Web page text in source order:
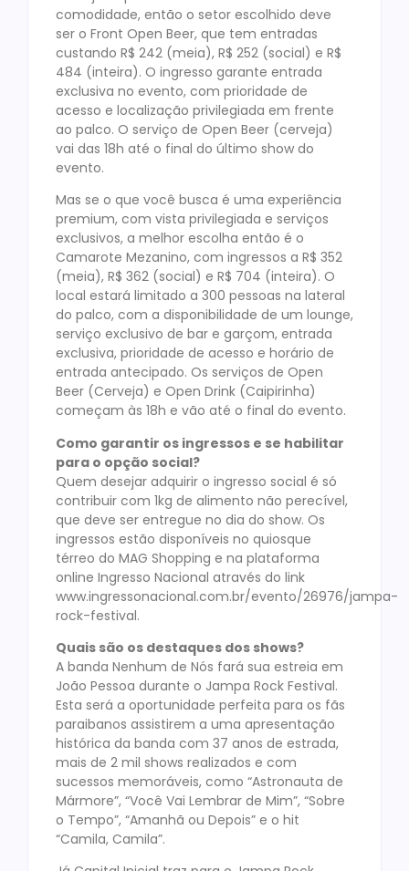
comodidade, então o setor escolhido deve
ser o Front Open Beer, que tem entradas
custando R$ 242 (meia), R$ 252 (social) e R$
484 (inteira). O ingresso garante entrada
exclusiva no evento, com prioridade de
acesso e localização privilegiada em frente
ao palco. O serviço de Open Beer (cerveja)
vai das 18h até o final do último show do
evento.
Mas se o que você busca é uma experiência
premium, com vista privilegiada e serviços
exclusivos, a melhor escolha então é o
Camarote Mezanino, com ingressos a R$ 352
(meia), R$ 362 (social) e R$ 704 (inteira). O
local estará limitado a 300 pessoas na lateral
do palco, com a disponibilidade de um lounge,
serviço exclusivo de bar e garçom, entrada
exclusiva, prioridade de acesso e horário de
entrada antecipado. Os serviços de Open
Beer (Cerveja) e Open Drink (Caipirinha)
começam às 18h e vão até o final do evento.
Como garantir os ingressos e se habilitar
para o opção social?
Quem desejar adquirir o ingresso social é só
contribuir com 1kg de alimento não perecível,
que deve ser entregue no dia do show. Os
ingressos estão disponíveis no quiosque
térreo do MAG Shopping e na plataforma
online Ingresso Nacional através do link
www.ingressonacional.com.br/evento/26976/jampa-
rock-festival.
Quais são os destaques dos shows?
A banda Nenhum de Nós fará sua estreia em
João Pessoa durante o Jampa Rock Festival.
Esta será a oportunidade perfeita para os fãs
paraibanos assistirem a uma apresentação
histórica da banda com 37 anos de estrada,
mais de 2 mil shows realizados e com
sucessos memoráveis, como “Astronauta de
Mármore”, “Você Vai Lembrar de Mim”, “Sobre
o Tempo”, “Amanhã ou Depois” e o hit
“Camila, Camila”.